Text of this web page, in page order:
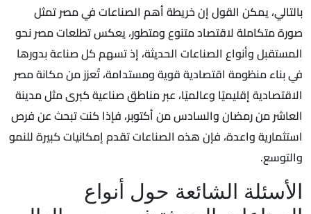
بالتالي، يمكن القول إن خريطة أهم الصناعات في مصر تمثل
صورة متكاملة لاقتصاد متنوع ومتطور، يعكس تطلعات مصر نحو
المستقبل وأنواع الصناعات الحديثة، إذ تسهم كل صناعة بدورها
في بناء منظومة اقتصادية قوية ومستدامة، تُعزز من مكانة مصر
الاقتصادية إقليميًا وعالميًا، عبر مناطق صناعية كبرى مثل مدينة
العاشر من رمضان والسادس من أكتوبر، فإذا كنت تبحث عن فرص
استثمارية واعدة، فإن هذه الصناعات تقدم إمكانيات كبيرة للنمو
والتوسع.
الأسئلة الشائعة حول أنواع